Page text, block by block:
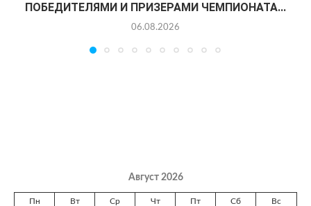
ПОБЕДИТЕЛЯМИ И ПРИЗЕРАМИ ЧЕМПИОНАТА...
06.08.2026
Август 2026
Пн Вт Ср Чт Пт Сб Вс